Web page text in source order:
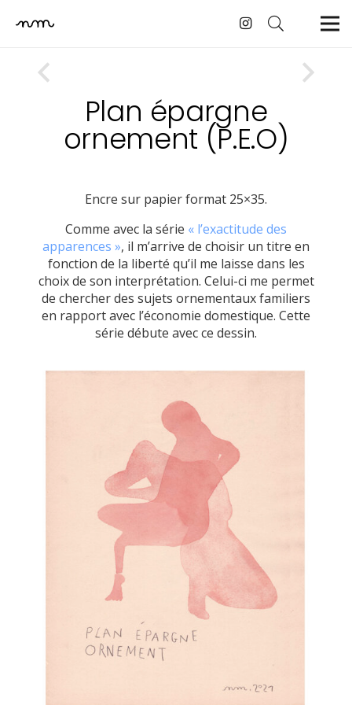
Plan épargne
ornement (P.E.O)
Encre sur papier format 25×35.
Comme avec la série « l’exactitude des
apparences », il m’arrive de choisir un titre en
fonction de la liberté qu’il me laisse dans les
choix de son interprétation. Celui-ci me permet
de chercher des sujets ornementaux familiers
en rapport avec l’économie domestique. Cette
série débute avec ce dessin.